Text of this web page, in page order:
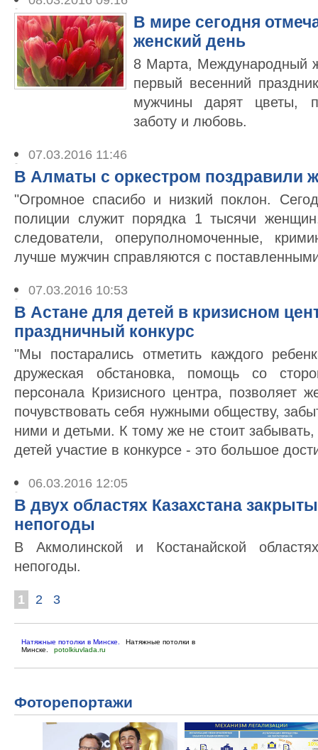
В мире сегодня
женский день
8 Марта, Международный
первый весенний
мужчины дарят цветы,
заботу и любовь.
07.03.2016 11:46
В Алматы с оркестром поздравили
"Огромное спасибо и низкий поклон.
полиции служит порядка 1 тысячи
следователи, оперуполномоченные,
лучше мужчин справляются с
07.03.2016 10:53
В Астане для детей в кризисном
праздничный конкурс
"Мы постарались отметить каждого
дружеская обстановка, помощь со
персонала Кризисного центра, позволяет
почувствовать себя нужными обществу,
ними и детьми. К тому же не стоит
детей участие в конкурсе - это большое
06.03.2016 12:05
В двух областях Казахстана
непогоды
В Акмолинской и Костанайской
непогоды.
1 2 3
Натяжные потолки в Минске.
Натяжные потолки в
Минске.
potolkiuvlada.ru
Фоторепортажи